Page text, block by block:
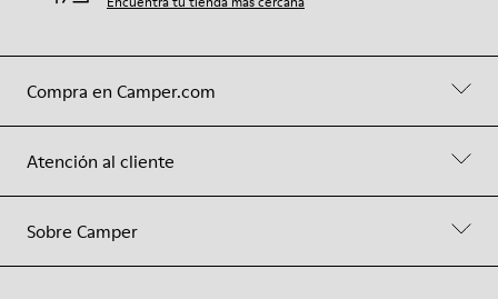
Compra en Camper.com
Atención al cliente
Sobre Camper